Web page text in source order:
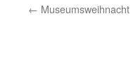
← Museumsweihnacht